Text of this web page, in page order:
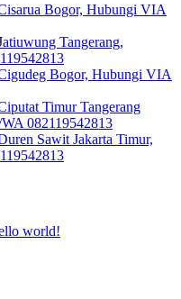
Bogor, Hubungi VIA
Tangerang,
Bogor, Hubungi VIA
Timur Tangerang
082119542813
Sawit Jakarta Timur,
world!